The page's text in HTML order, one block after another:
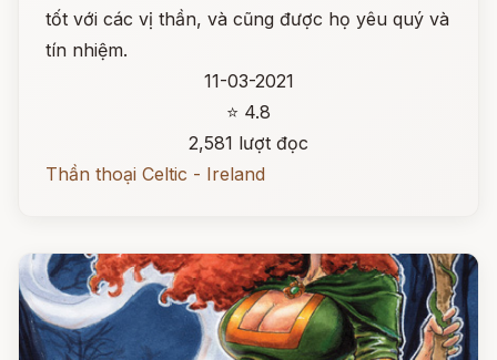
tốt với các vị thần, và cũng được họ yêu quý và
tín nhiệm.
11-03-2021
⭐ 4.8
2,581 lượt đọc
Thần thoại Celtic - Ireland